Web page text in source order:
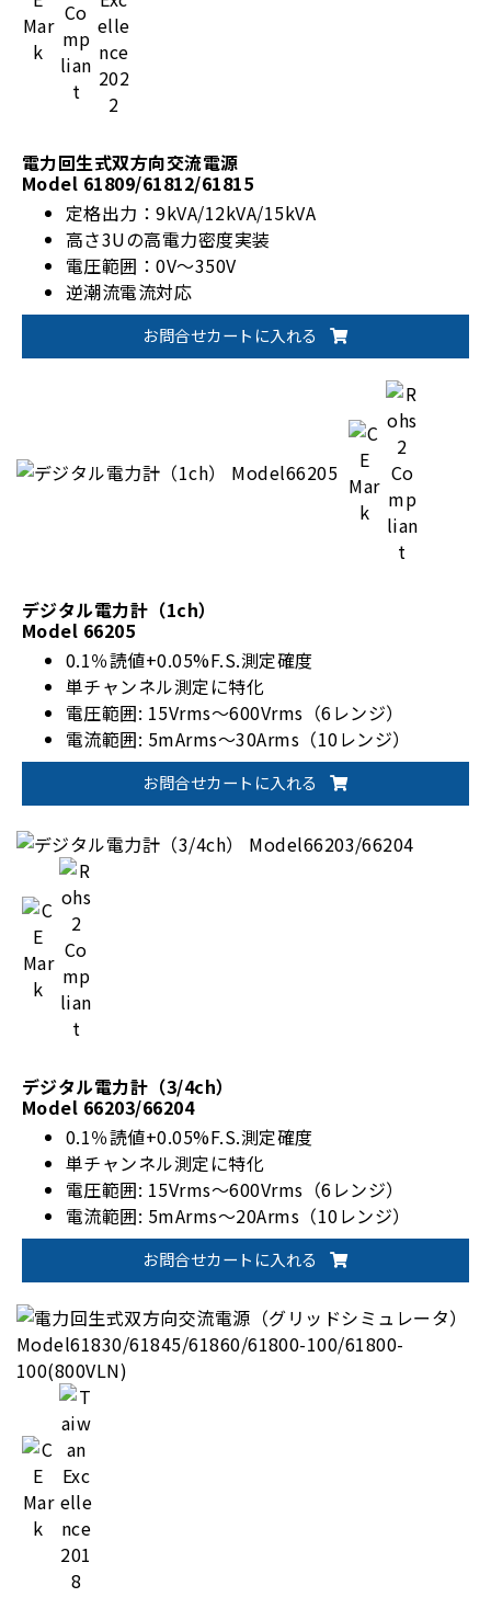
電力回生式双方向交流電源
Model 61809/61812/61815
定格出力：9kVA/12kVA/15kVA
高さ3Uの高電力密度実装
電圧範囲：0V～350V
逆潮流電流対応
お問合せカートに入れる
デジタル電力計（1ch）
Model 66205
0.1％読値+0.05%F.S.測定確度
単チャンネル測定に特化
電圧範囲: 15Vrms～600Vrms（6レンジ）
電流範囲: 5mArms～30Arms（10レンジ）
EnergyStar/IEC 62301規格対応
オプションで1200Vrmsに対応
お問合せカートに入れる
デジタル電力計（3/4ch）
Model 66203/66204
0.1％読値+0.05%F.S.測定確度
単チャンネル測定に特化
電圧範囲: 15Vrms～600Vrms（6レンジ）
電流範囲: 5mArms～20Arms（10レンジ）
EnergyStar/IEC 62301規格対応
オプションで1200Vrmsに対応
お問合せカートに入れる